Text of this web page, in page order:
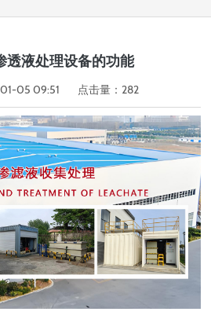
透液处理设备的功能
05 09:51 点击量： 282